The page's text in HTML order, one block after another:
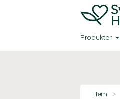
Produkter
Hem >